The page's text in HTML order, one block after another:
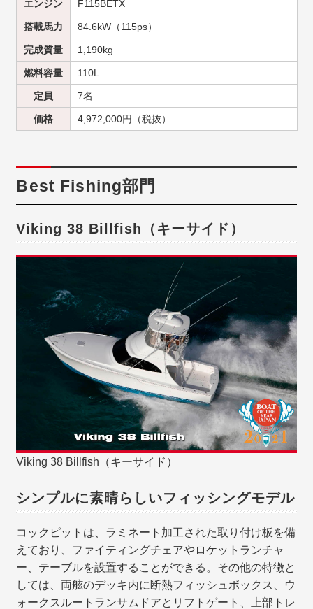
エンジン F115BETX
搭載馬力 84.6kW（115ps）
完成質量 1,190kg
燃料容量 110L
定員 7名
価格 4,972,000円（税抜）
Best Fishing部門
Viking 38 Billfish（キーサイド）
Viking 38 Billfish（キーサイド）
シンプルに素晴らしいフィッシングモデル
コックピットは、ラミネート加工された取り付け板を備
えており、ファイティングチェアやロケットランチャ
ー、テーブルを設置することができる。その他の特徴と
しては、両舷のデッキ内に断熱フィッシュボックス、ウ
ォークスルートランサムドアとリフトゲート、上部トレ